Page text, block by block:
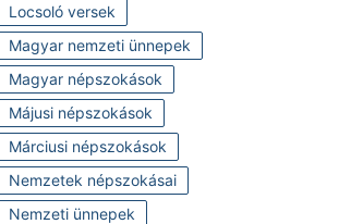
Locsoló versek
Magyar nemzeti ünnepek
Magyar népszokások
Májusi népszokások
Márciusi népszokások
Nemzetek népszokásai
Nemzeti ünnepek